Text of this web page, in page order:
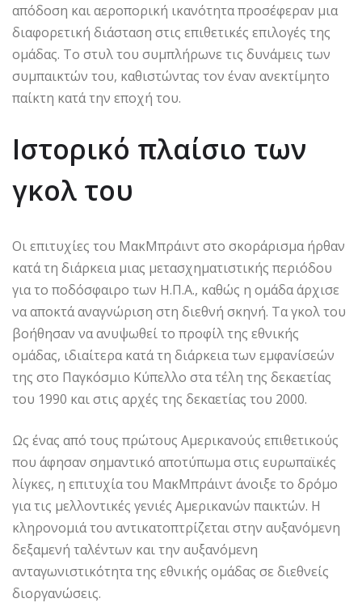
απόδοση και αεροπορική ικανότητα προσέφεραν μια
διαφορετική διάσταση στις επιθετικές επιλογές της
ομάδας. Το στυλ του συμπλήρωνε τις δυνάμεις των
συμπαικτών του, καθιστώντας τον έναν ανεκτίμητο
παίκτη κατά την εποχή του.
Ιστορικό πλαίσιο των
γκολ του
Οι επιτυχίες του ΜακΜπράιντ στο σκοράρισμα ήρθαν
κατά τη διάρκεια μιας μετασχηματιστικής περιόδου
για το ποδόσφαιρο των Η.Π.Α., καθώς η ομάδα άρχισε
να αποκτά αναγνώριση στη διεθνή σκηνή. Τα γκολ του
βοήθησαν να ανυψωθεί το προφίλ της εθνικής
ομάδας, ιδιαίτερα κατά τη διάρκεια των εμφανίσεών
της στο Παγκόσμιο Κύπελλο στα τέλη της δεκαετίας
του 1990 και στις αρχές της δεκαετίας του 2000.
Ως ένας από τους πρώτους Αμερικανούς επιθετικούς
που άφησαν σημαντικό αποτύπωμα στις ευρωπαϊκές
λίγκες, η επιτυχία του ΜακΜπράιντ άνοιξε το δρόμο
για τις μελλοντικές γενιές Αμερικανών παικτών. Η
κληρονομιά του αντικατοπτρίζεται στην αυξανόμενη
δεξαμενή ταλέντων και την αυξανόμενη
ανταγωνιστικότητα της εθνικής ομάδας σε διεθνείς
διοργανώσεις.